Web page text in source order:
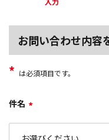
お問い合わせ内容
* は必須項目です。
件名 *